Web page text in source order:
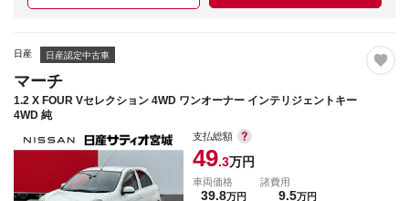
日産 日産認定中古車
マーチ
1.2 X FOUR Vセレクション 4WD ワンオーナー インテリジェントキー
4WD 純
支払総額
49.3万円
車両価格
39.8万円
諸費用
9.5万円